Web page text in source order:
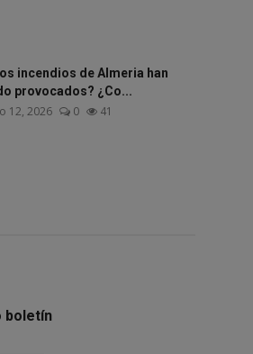
incendios de Almeria han
provocados? ¿Co...
12, 2026 0 41
boletín